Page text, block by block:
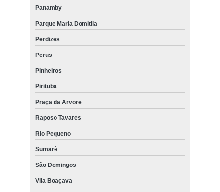
Panamby
Parque Maria Domitila
Perdizes
Perus
Pinheiros
Pirituba
Praça da Arvore
Raposo Tavares
Rio Pequeno
Sumaré
São Domingos
Vila Boaçava